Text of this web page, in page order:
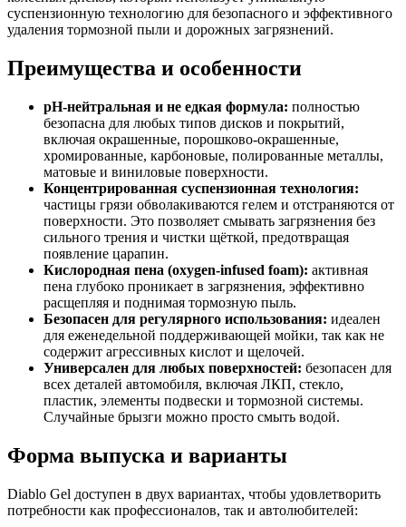
суспензионную технологию для безопасного и эффективного
удаления тормозной пыли и дорожных загрязнений.
Преимущества и особенности
pH-нейтральная и не едкая формула: полностью
безопасна для любых типов дисков и покрытий,
включая окрашенные, порошково-окрашенные,
хромированные, карбоновые, полированные металлы,
матовые и виниловые поверхности.
Концентрированная суспензионная технология:
частицы грязи обволакиваются гелем и отстраняются от
поверхности. Это позволяет смывать загрязнения без
сильного трения и чистки щёткой, предотвращая
появление царапин.
Кислородная пена (oxygen-infused foam): активная
пена глубоко проникает в загрязнения, эффективно
расщепляя и поднимая тормозную пыль.
Безопасен для регулярного использования: идеален
для еженедельной поддерживающей мойки, так как не
содержит агрессивных кислот и щелочей.
Универсален для любых поверхностей: безопасен для
всех деталей автомобиля, включая ЛКП, стекло,
пластик, элементы подвески и тормозной системы.
Случайные брызги можно просто смыть водой.
Форма выпуска и варианты
Diablo Gel доступен в двух вариантах, чтобы удовлетворить
потребности как профессионалов, так и автолюбителей: